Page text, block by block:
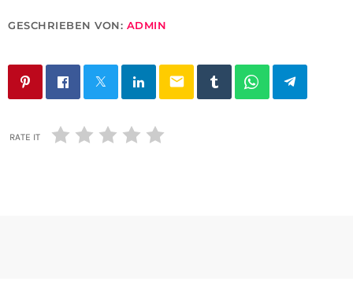
GESCHRIEBEN VON: ADMIN
email
RATE IT